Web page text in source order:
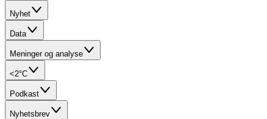
Nyhet
Data
Meninger og analyse
<2°C
Podkast
Nyhetsbrev